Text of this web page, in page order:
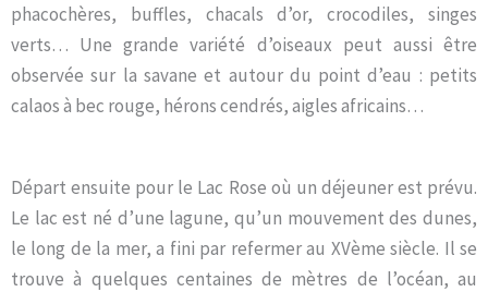
phacochères, buffles, chacals d’or, crocodiles, singes
verts… Une grande variété d’oiseaux peut aussi être
observée sur la savane et autour du point d’eau : petits
calaos à bec rouge, hérons cendrés, aigles africains…
Départ ensuite pour le Lac Rose où un déjeuner est prévu.
Le lac est né d’une lagune, qu’un mouvement des dunes,
le long de la mer, a fini par refermer au XVème siècle. Il se
trouve à quelques centaines de mètres de l’océan, au